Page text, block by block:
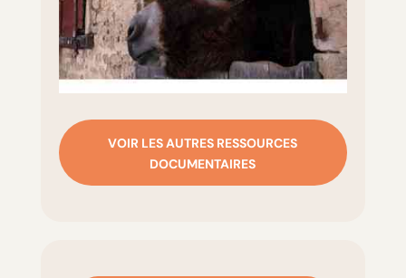
VOIR LES AUTRES RESSOURCES
DOCUMENTAIRES